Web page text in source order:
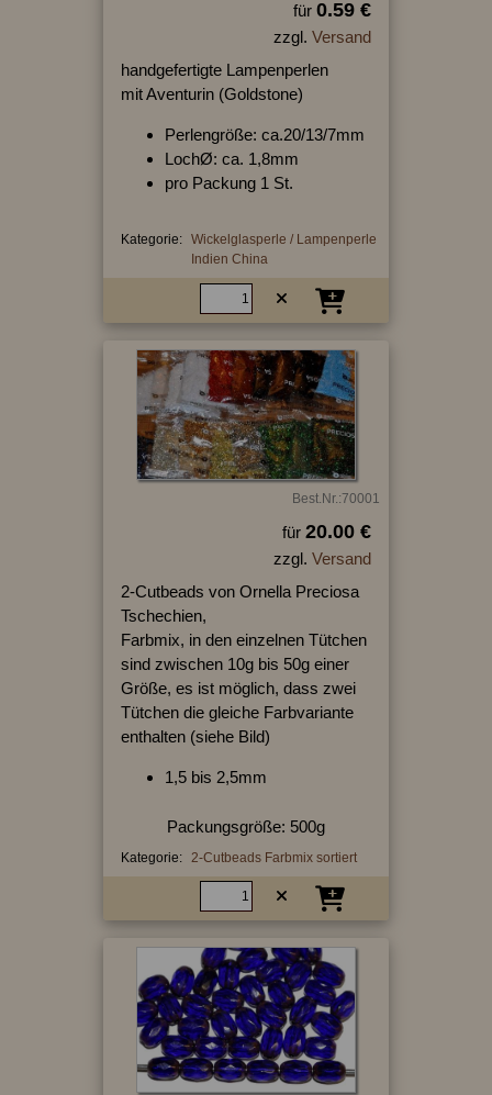
für 0.59 €
zzgl. Versand
handgefertigte Lampenperlen
mit Aventurin (Goldstone)
Perlengröße: ca.20/13/7mm
LochØ: ca. 1,8mm
pro Packung 1 St.
Kategorie: Wickelglasperle / Lampenperle
Indien China
Best.Nr.:70001
für 20.00 €
zzgl. Versand
2-Cutbeads von Ornella Preciosa
Tschechien,
Farbmix, in den einzelnen Tütchen
sind zwischen 10g bis 50g einer
Größe, es ist möglich, dass zwei
Tütchen die gleiche Farbvariante
enthalten (siehe Bild)
1,5 bis 2,5mm
Packungsgröße: 500g
Kategorie: 2-Cutbeads Farbmix sortiert